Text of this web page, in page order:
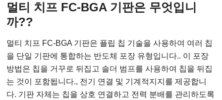
멀티 치프 FC-BGA 기판은 무엇입니
까??
멀티 치프 FC-BGA 기판은 플립 칩 기술을 사용하여 여러 칩
을 단일 기판에 통합하는 반도체 포장 유형입니다.. 이 포장
방법은 칩을 거꾸로 뒤집고 솔더 범프를 사용하여 칩을 뒤집
는 것이 포함됩니다., 전기 연결 및 기계적지지를 제공합니
다. 기판 자체는 칩을 상호 연결하고 전력 분배를 관리하도록